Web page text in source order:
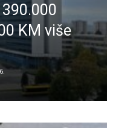
KM više